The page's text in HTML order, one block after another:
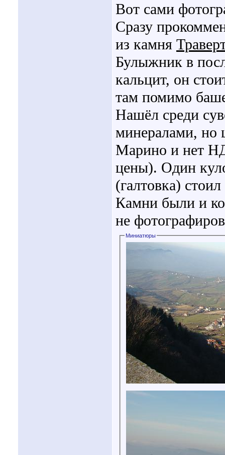
Вот сами
Сразу
из камня
Булыжник в
кальцит, он
там помимо
Нашёл среди
минералами, но
Марино и нет
цены). Один
(галтовка)
Камни были и
не
Миниатюры